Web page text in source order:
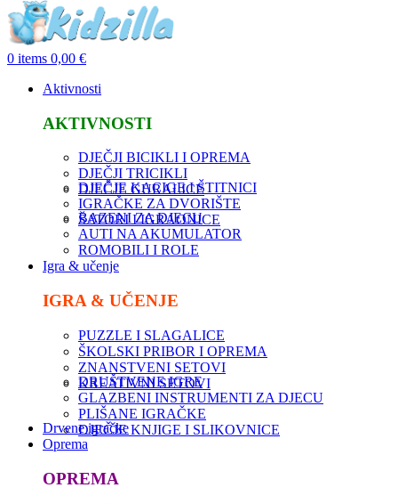
0 items 0,00 €
Aktivnosti
AKTIVNOSTI
DJEČJI BICIKLI I OPREMA
DJEČJI TRICIKLI
DJEČJE GURALICE
DJEČJE KACIGE I ŠTITNICI
IGRAČKE ZA DVORIŠTE
ŠATORI I IGRAONICE
BAZENI ZA DJECU
AUTI NA AKUMULATOR
ROMOBILI I ROLE
Igra & učenje
IGRA & UČENJE
PUZZLE I SLAGALICE
ŠKOLSKI PRIBOR I OPREMA
ZNANSTVENI SETOVI
KREATIVNI SETOVI
DRUŠTVENE IGRE
GLAZBENI INSTRUMENTI ZA DJECU
PLIŠANE IGRAČKE
DJEČJE KNJIGE I SLIKOVNICE
Drvene igračke
Oprema
OPREMA